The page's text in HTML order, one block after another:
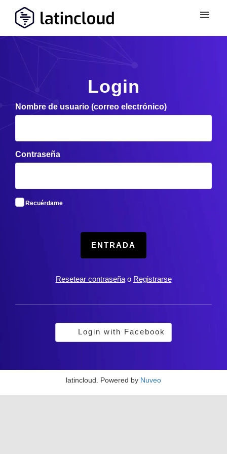
Login
Nombre de usuario (correo electrónico)
Contraseña
Recuérdame
ENTRADA
Resetear contraseñao Registrarse
Login with Facebook
latincloud. Powered by Nuveo